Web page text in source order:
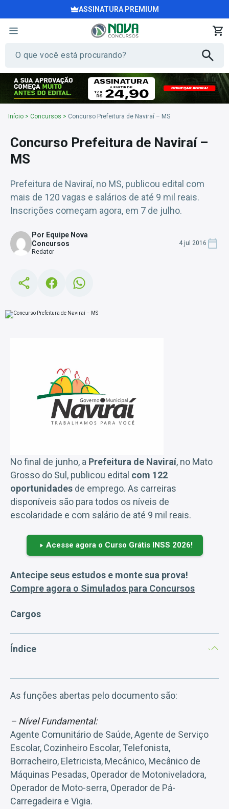
ASSINATURA PREMIUM
Início > Concursos > Concurso Prefeitura de Naviraí – MS
Concurso Prefeitura de Naviraí –
MS
Prefeitura de Naviraí, no MS, publicou edital com
mais de 120 vagas e salários de até 9 mil reais.
Inscrições começam agora, em 7 de julho.
Por Equipe Nova
Concursos
Redator
4 jul 2016
No final de junho, a Prefeitura de Naviraí, no Mato
Grosso do Sul, publicou edital com 122
oportunidades de emprego. As carreiras
disponíveis são para todos os níveis de
escolaridade e com salário de até 9 mil reais.
Acesse agora o Curso Grátis INSS 2026!
Antecipe seus estudos e monte sua prova!
Compre agora o Simulados para Concursos
Cargos
Índice
As funções abertas pelo documento são:
– Nível Fundamental:
Agente Comunitário de Saúde, Agente de Serviço
Escolar, Cozinheiro Escolar, Telefonista,
Borracheiro, Eletricista, Mecânico, Mecânico de
Máquinas Pesadas, Operador de Motoniveladora,
Operador de Moto-serra, Operador de Pá-
Carregadeira e Vigia.